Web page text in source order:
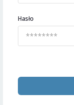
Hasło